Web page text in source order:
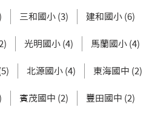
三和國小 (3) 建和國小 (6)
光明國小 (4) 馬蘭國小 (4)
北源國小 (4) 東海國中 (2)
賓茂國中 (2) 豐田國中 (2)